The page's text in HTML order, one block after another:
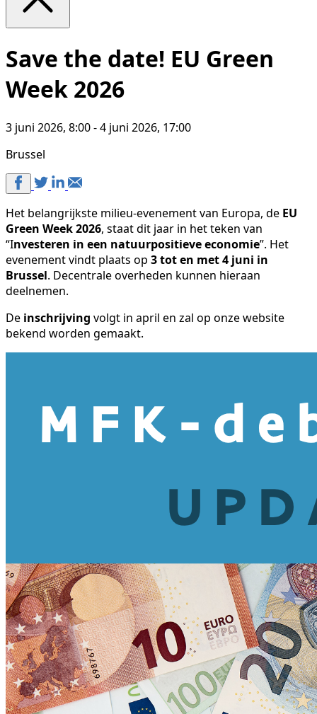
Save the date! EU Green
Week 2026
3 juni 2026, 8:00 - 4 juni 2026, 17:00
Brussel
Het belangrijkste milieu-evenement van Europa, de EU
Green Week 2026, staat dit jaar in het teken van
“Investeren in een natuurpositieve economie”. Het
evenement vindt plaats op 3 tot en met 4 juni in
Brussel. Decentrale overheden kunnen hieraan
deelnemen.
De inschrijving volgt in april en zal op onze website
bekend worden gemaakt.